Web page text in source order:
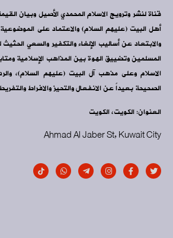
قناة لنشر وترويج الاسلام المحمدي الأصيل وبيان
أهل البيت (عليهم السلام) والاعتماد على الموضوعية
والابتعاد عن أساليب الإلغاء والتكفير والسعي
المسلمين وتضييق الهوة بين المذاهب الإسلامية
الاسلام وعلى مذهب آل البيت (عليهم السلام)،
الصحيحة بعيداً عن الانفعال والتحيز والافراط
العنوان: الكويت، الكويت
Ahmad Al Jaber St, Kuwait City